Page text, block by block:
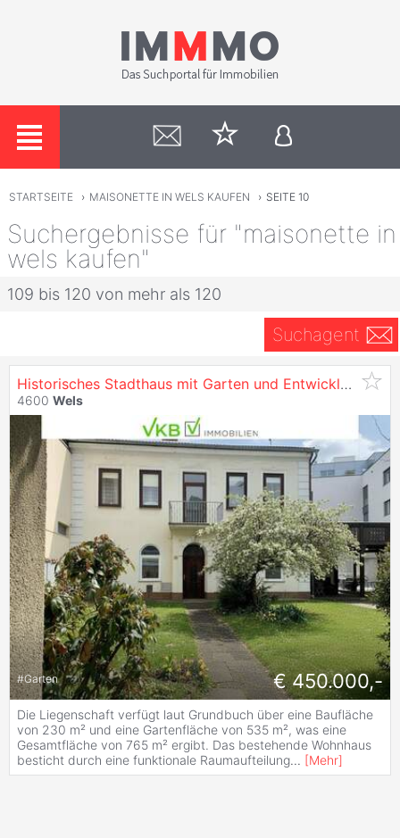
STARTSEITE › MAISONETTE IN WELS KAUFEN › SEITE 10
Suchergebnisse für "maisonette in
wels kaufen"
109 bis 120 von mehr als 120
Suchagent
Historisches Stadthaus mit Garten und Entwicklungspotenzial im Zentrum
4600 Wels
#Garten € 450.000,-
Die Liegenschaft verfügt laut Grundbuch über eine Baufläche
von 230 m² und eine Gartenfläche von 535 m², was eine
Gesamtfläche von 765 m² ergibt. Das bestehende Wohnhaus
besticht durch eine funktionale Raumaufteilung... [Mehr]